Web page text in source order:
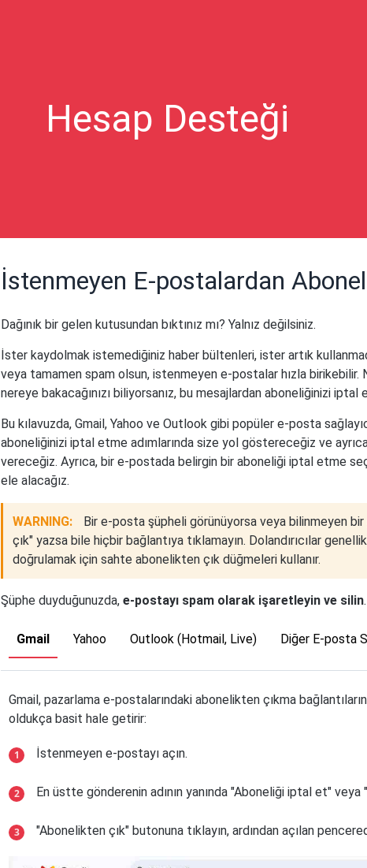
Hesap Desteği
İstenmeyen E-postalardan
Dağınık bir gelen kutusundan bıktınız mı? Yalnız değilsiniz.
İster kaydolmak istemediğiniz haber bültenleri, ister artık
veya tamamen spam olsun, istenmeyen e-postalar hızla
nereye bakacağınızı biliyorsanız, bu mesajlardan aboneliğinizi iptal
Bu kılavuzda, Gmail, Yahoo ve Outlook gibi popüler e-posta
aboneliğinizi iptal etme adımlarında size yol göstereceğiz ve
vereceğiz. Ayrıca, bir e-postada belirgin bir aboneliği iptal etme
ele alacağız.
WARNING:
Bir e-posta şüpheli görünüyorsa veya bilinmeyen
çık" yazsa bile hiçbir bağlantıya tıklamayın. Dolandırıcılar
doğrulamak için sahte abonelikten çık düğmeleri kullanır.
Şüphe duyduğunuzda,e-postayı spam olarak işaretleyin ve silin.
Gmail Yahoo Outlook (Hotmail, Live) Diğer E-posta
Gmail, pazarlama e-postalarındaki abonelikten çıkma
oldukça basit hale getirir:
İstenmeyen e-postayı açın.
En üstte gönderenin adının yanında "Aboneliği iptal et" veya
"Abonelikten çık" butonuna tıklayın, ardından açılan